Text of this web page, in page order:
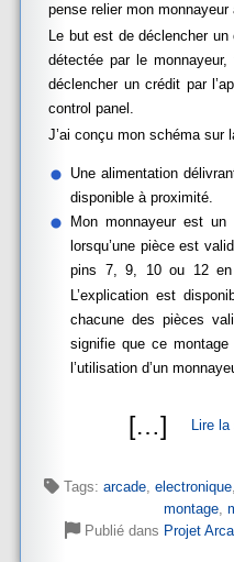
pense relier mon monnayeur
Le but est de déclencher un
détectée par le
déclencher un crédit par
control panel.
J’ai conçu mon schéma sur
Une alimentation
disponible à proximité.
Mon monnayeur est
lorsqu’une pièce est
pins 7, 9, 10 ou 12 en
L’explication est
chacune des pièces
signifie que ce
l’utilisation d’un
[…] Lire
Tags: arcade, electronique,
montage,
Publié dans Projet